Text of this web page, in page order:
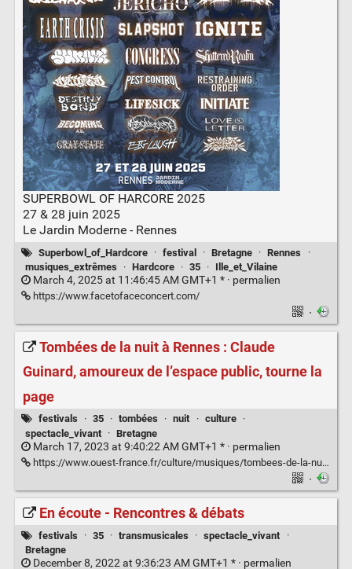
SUPERBOWL OF HARCORE 2025
27 & 28 juin 2025
Le Jardin Moderne - Rennes
Superbowl_of_Hardcore · festival · Bretagne · Rennes
·
musiques_extrêmes
· Hardcore · 35 · Ille_et_Vilaine
March 4, 2025 at 11:46:45 AM GMT+1 * · permalien
https://www.facetofaceconcert.com/
·
Tombées de la nuit à Rennes : Claude
Guinard, amoureux de l’espace public, tourne la
page
festivals · 35 · tombées · nuit · culture
·
spectacle_vivant
· Bretagne
March 17, 2023 at 9:40:22 AM GMT+1 * · permalien
https://www.ouest-france.fr/culture/musiques/tombees-de-la-nuit-a-rennes-claude-guinard-amoureux-de-lespace-public-tourne-la-page-588120e0-c3e0-11ed-9add-012db42d5c37
·
En écoute - Rencontres & débats
festivals · 35 · transmusicales · spectacle_vivant
·
Bretagne
December 8, 2022 at 9:36:23 AM GMT+1 * · permalien